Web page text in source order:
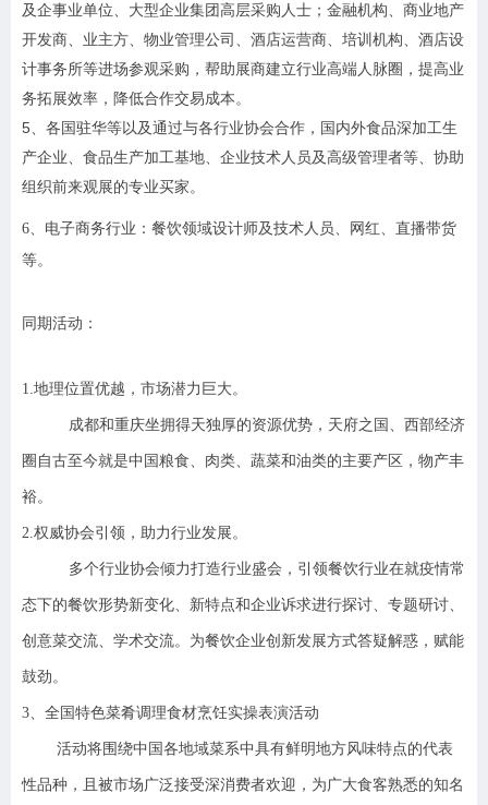
及企事业单位、大型企业集团高层采购人士；金融机构、商业地产
开发商、业主方、物业管理公司、酒店运营商、培训机构、酒店设
计事务所等进场参观采购，帮助展商建立行业高端人脉圈，提高业
务拓展效率，降低合作交易成本。
5 、各国驻华等以及通过与各行业协会合作，国内外食品深加工生
产企业、食品生产加工基地、企业技术人员及高级管理者等、协助
组织前来观展的专业买家。
6、电子商务行业：餐饮领域设计师及技术人员、网红、直播带货
等。
同期活动：
1.地理位置优越，市场潜力巨大。
成都和重庆坐拥得天独厚的资源优势，天府之国、西部经济
圈自古至今就是中国粮食、肉类、蔬菜和油类的主要产区，物产丰
裕。
2.权威协会引领，助力行业发展。
多个行业协会倾力打造行业盛会，引领餐饮行业在就疫情常
态下的餐饮形势新变化、新特点和企业诉求进行探讨、专题研讨、
创意菜交流、学术交流。为餐饮企业创新发展方式答疑解惑，赋能
鼓劲。
3、全国特色菜肴调理食材烹饪实操表演活动
活动将围绕中国各地域菜系中具有鲜明地方风味特点的代表
性品种，且被市场广泛接受深消费者欢迎，为广大食客熟悉的知名